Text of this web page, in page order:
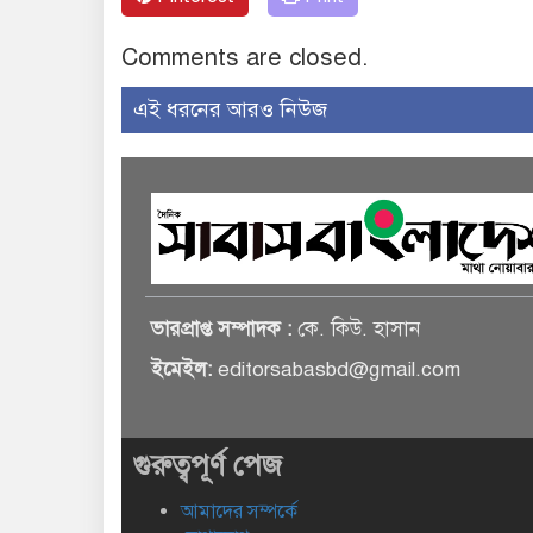
Comments are closed.
এই ধরনের আরও নিউজ
ভারপ্রাপ্ত সম্পাদক : কে. কিউ. হাসান
ইমেইল: editorsabasbd@gmail.com
গুরুত্বপূর্ণ পেজ
আমাদের সম্পর্কে